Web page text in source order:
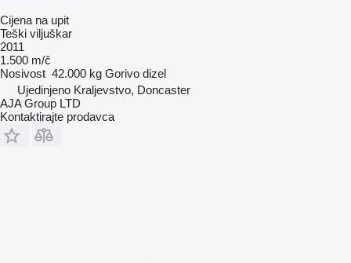
Cijena na upit
Teški viljuškar
2011
1.500 m/č
Nosivost 42.000 kg Gorivo dizel
Ujedinjeno Kraljevstvo, Doncaster
AJA Group LTD
Kontaktirajte prodavca